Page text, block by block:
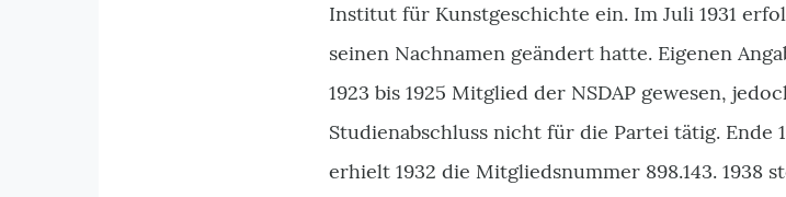
Institut für Kunstgeschichte ein. Im Juli 1931
seinen Nachnamen geändert hatte. Eigenen
1923 bis 1925 Mitglied der NSDAP gewesen,
Studienabschluss nicht für die Partei tätig. Ende
erhielt 1932 die Mitgliedsnummer 898.143.